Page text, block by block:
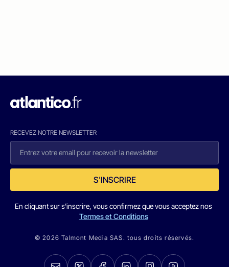
RECEVEZ NOTRE NEWSLETTER
S'INSCRIRE
En cliquant sur s'inscrire, vous confirmez que vous acceptez nos
Termes et Conditions
© 2026 Talmont Media SAS. tous droits réservés.